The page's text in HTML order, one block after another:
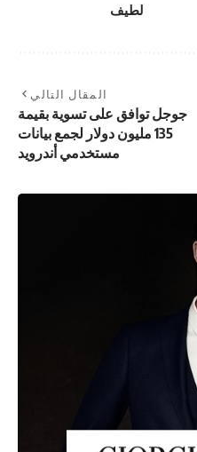
لطيف
المقال التالي
جوجل توافق على تسوية بقيمة
135 مليون دولار لجمع بيانات
مستخدمي أندرويد